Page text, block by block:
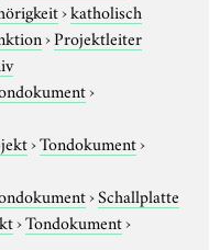
›katholisch
›Projektleiter
›
›Tondokument›
›Schallplatte
›Tondokument›